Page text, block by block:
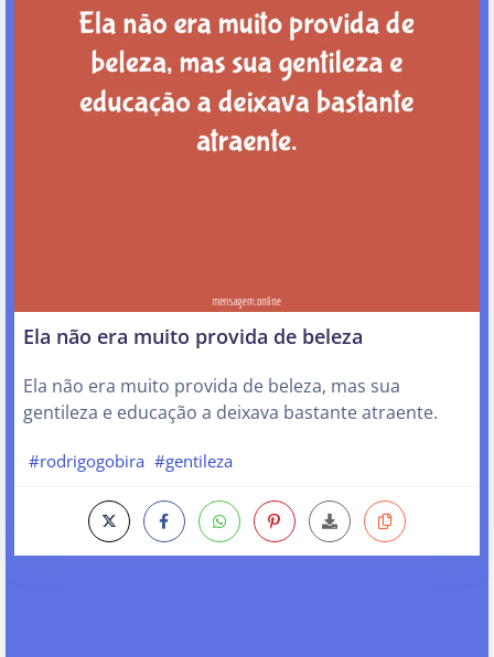
Ela não era muito provida de beleza
Ela não era muito provida de beleza, mas sua
gentileza e educação a deixava bastante atraente.
#rodrigogobira #gentileza